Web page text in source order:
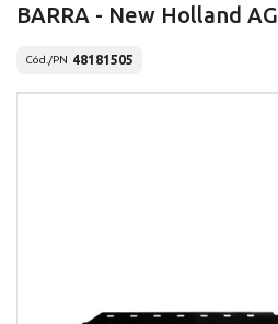
BARRA - New Holland AG
Cód./PN 48181505